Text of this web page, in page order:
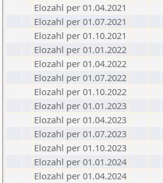
Elozahl per 01.04.2021
Elozahl per 01.07.2021
Elozahl per 01.10.2021
Elozahl per 01.01.2022
Elozahl per 01.04.2022
Elozahl per 01.07.2022
Elozahl per 01.10.2022
Elozahl per 01.01.2023
Elozahl per 01.04.2023
Elozahl per 01.07.2023
Elozahl per 01.10.2023
Elozahl per 01.01.2024
Elozahl per 01.04.2024